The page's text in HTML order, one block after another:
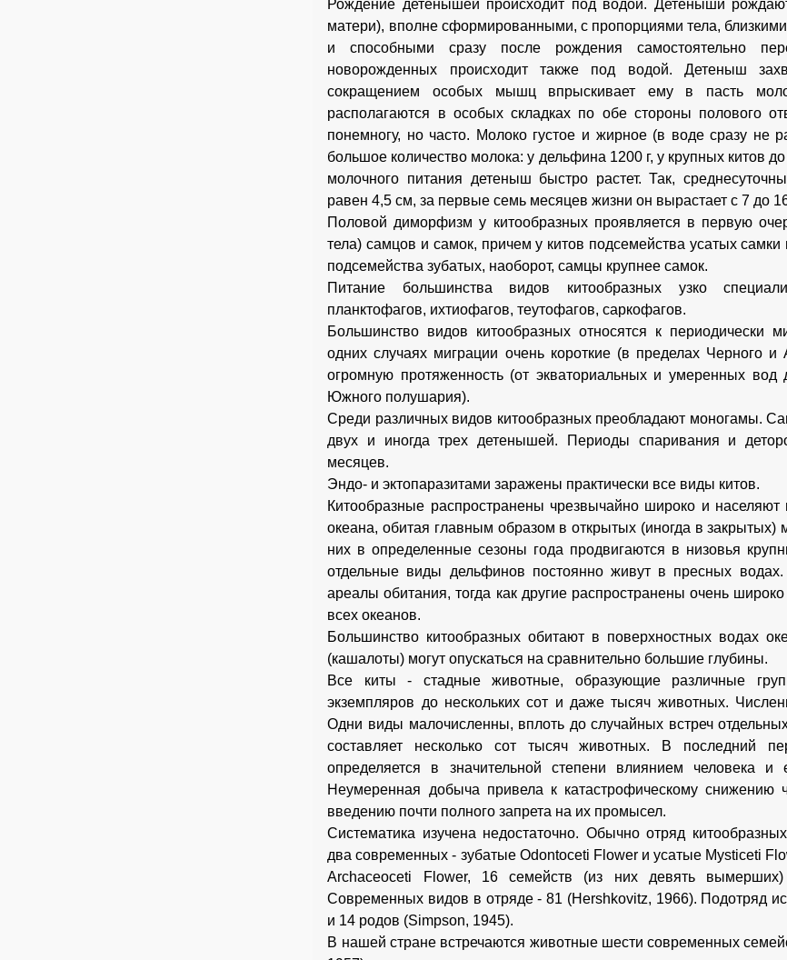
Рождение детенышей происходит под водой. Детеныши
матери), вполне сформированными, с пропорциями тела,
и способными сразу после рождения самостоятельно
новорожденных происходит также под водой. Детеныш
сокращением особых мышц впрыскивает ему в пасть
располагаются в особых складках по обе стороны полового
понемногу, но часто. Молоко густое и жирное (в воде сразу не
большое количество молока: у дельфина 1200 г, у крупных китов
молочного питания детеныш быстро растет. Так,
равен 4,5 см, за первые семь месяцев жизни он вырастает с 7 до
Половой диморфизм у китообразных проявляется в первую
тела) самцов и самок, причем у китов подсемейства усатых
подсемейства зубатых, наоборот, самцы крупнее самок.
Питание большинства видов китообразных узко
планктофагов, ихтиофагов, теутофагов, саркофагов.
Большинство видов китообразных относятся к
одних случаях миграции очень короткие (в пределах Черного
огромную протяженность (от экваториальных и умеренных
Южного полушария).
Среди различных видов китообразных преобладают моногамы.
двух и иногда трех детенышей. Периоды спаривания и
месяцев.
Эндо- и эктопаразитами заражены практически все виды китов.
Китообразные распространены чрезвычайно широко и населяют
океана, обитая главным образом в открытых (иногда в
них в определенные сезоны года продвигаются в низовья
отдельные виды дельфинов постоянно живут в пресных
ареалы обитания, тогда как другие распространены очень
всех океанов.
Большинство китообразных обитают в поверхностных водах
(кашалоты) могут опускаться на сравнительно большие глубины.
Все киты - стадные животные, образующие различные
экземпляров до нескольких сот и даже тысяч животных.
Одни виды малочисленны, вплоть до случайных встреч
составляет несколько сот тысяч животных. В последний
определяется в значительной степени влиянием человека и
Неумеренная добыча привела к катастрофическому снижению
введению почти полного запрета на их промысел.
Систематика изучена недостаточно. Обычно отряд
два современных - зубатые Odontoceti Flower и усатые Mysticeti
Archaceoceti Flower, 16 семейств (из них девять
Современных видов в отряде - 81 (Hershkovitz, 1966). Подотряд
и 14 родов (Simpson, 1945).
В нашей стране встречаются животные шести современных